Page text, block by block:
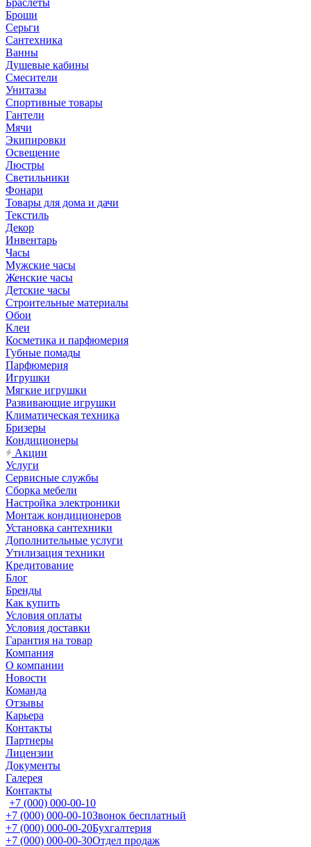
Браслеты
Броши
Серьги
Сантехника
Ванны
Душевые кабины
Смесители
Унитазы
Спортивные товары
Гантели
Мячи
Экипировки
Освещение
Люстры
Светильники
Фонари
Товары для дома и дачи
Текстиль
Декор
Инвентарь
Часы
Мужские часы
Женские часы
Детские часы
Строительные материалы
Обои
Клеи
Косметика и парфюмерия
Губные помады
Парфюмерия
Игрушки
Мягкие игрушки
Развивающие игрушки
Климатическая техника
Бризеры
Кондиционеры
Акции
Услуги
Сервисные службы
Сборка мебели
Настройка электроники
Монтаж кондиционеров
Установка сантехники
Дополнительные услуги
Утилизация техники
Кредитование
Блог
Бренды
Как купить
Условия оплаты
Условия доставки
Гарантия на товар
Компания
О компании
Новости
Команда
Отзывы
Карьера
Контакты
Партнеры
Лицензии
Документы
Галерея
Контакты
+7 (000) 000-00-10
+7 (000) 000-00-10Звонок бесплатный
+7 (000) 000-00-20Бухгалтерия
+7 (000) 000-00-30Отдел продаж